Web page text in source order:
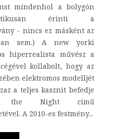
mindenhol a bolygón
érinti a
- nincs ez másként az
sem.) A new yorki
hiperrealista művész a
kollabolt, hogy az
elektromos modelljét
a teljes kasznit befedje
the Night című
A 2010-es festmény...